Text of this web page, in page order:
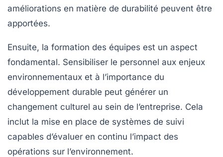
améliorations en matière de durabilité peuvent être
apportées.
Ensuite, la formation des équipes est un aspect
fondamental. Sensibiliser le personnel aux enjeux
environnementaux et à l’importance du
développement durable peut générer un
changement culturel au sein de l’entreprise. Cela
inclut la mise en place de systèmes de suivi
capables d’évaluer en continu l’impact des
opérations sur l’environnement.